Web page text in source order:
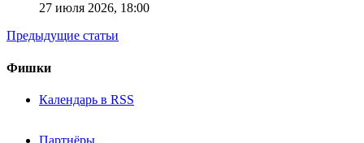
27 июля 2026, 18:00
Предыдущие статьи
Фишки
Календарь в RSS
Партнёры